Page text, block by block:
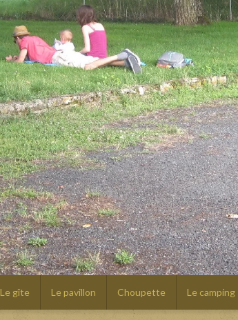
Le gîte Le pavillon Choupette Le camping